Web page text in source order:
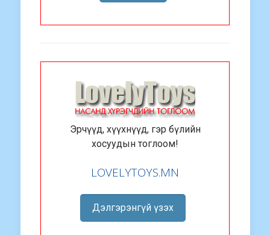
Эрчүүд, хүүхнүүд, гэр бүлийн
хосуудын тоглоом!
LOVELYTOYS.MN
Дэлгэрэнгүй үзэх